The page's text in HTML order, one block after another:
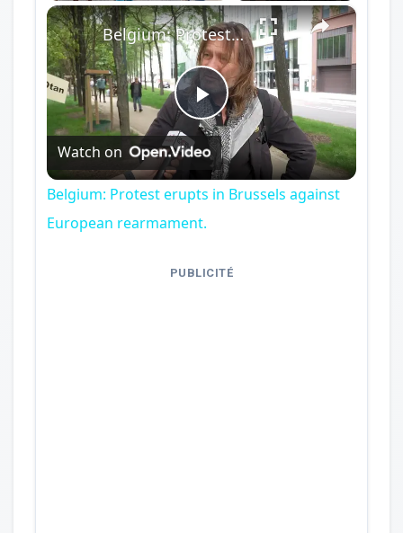
Play Unmute Fullscreen ×
Play
Video
Belgium: Protest erupts in Brussels against European rearmament.
Watch on
Belgium: Protest erupts in Brussels against
European rearmament.
PUBLICITÉ